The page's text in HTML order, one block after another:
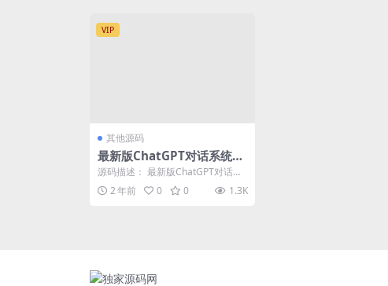
VIP
其他源码
最新版ChatGPT对话系统源
码 Chat Nio系统源码
源码描述： 最新版ChatGPT对话系
统源码 Chat Nio系统源码 支持 V...
2 年前 0 0 1.3K